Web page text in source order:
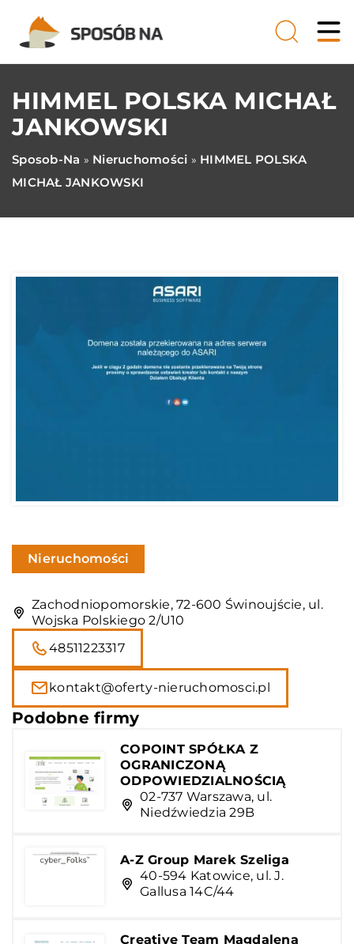
HIMMEL POLSKA MICHAŁ
JANKOWSKI
Sposob-Na » Nieruchomości » HIMMEL POLSKA
MICHAŁ JANKOWSKI
Nieruchomości
Zachodniopomorskie, 72-600 Świnoujście, ul.
Wojska Polskiego 2/U10
48511223317
kontakt@oferty-nieruchomosci.pl
Podobne firmy
COPOINT SPÓŁKA Z
OGRANICZONĄ
ODPOWIEDZIALNOŚCIĄ
02-737 Warszawa, ul.
Niedźwiedzia 29B
A-Z Group Marek Szeliga
40-594 Katowice, ul. J.
Gallusa 14C/44
Creative Team Magdalena